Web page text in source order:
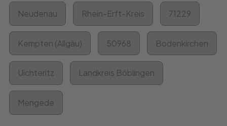
Neudenau Rhein-Erft-Kreis 71229
Kempten (Allgäu) 50968 Bodenkirchen
Uichteritz Landkreis Böblingen
Mengede